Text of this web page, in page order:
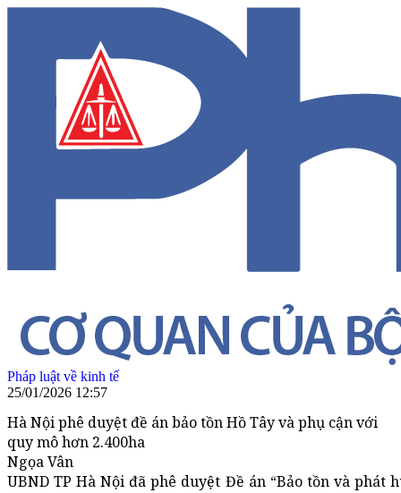
Pháp luật về kinh tế
25/01/2026 12:57
Hà Nội phê duyệt đề án bảo tồn Hồ Tây và phụ cận với
quy mô hơn 2.400ha
Ngọa Vân
UBND TP Hà Nội đã phê duyệt Đề án “Bảo tồn và